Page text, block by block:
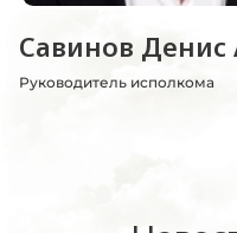
Савинов Денис
Руководитель исполкома